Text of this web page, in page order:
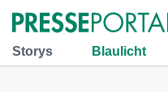
Storys Blaulicht